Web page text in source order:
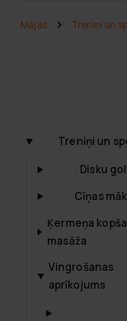
Mājas Treniņi un
Treniņi un
Disku
Cīņas
Ķermeņa
masāža
Vingrošanas
aprīkojums